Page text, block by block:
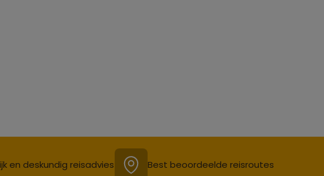
en deskundig reisadvies Best beoordeelde reisroutes